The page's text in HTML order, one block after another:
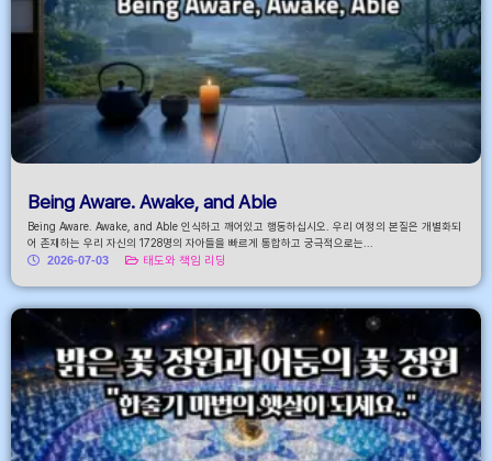
Being Aware. Awake, and Able
Being Aware. Awake, and Able 인식하고 깨어있고 행동하십시오. 우리 여정의 본질은 개별화되
어 존재하는 우리 자신의 1728명의 자아들을 빠르게 통합하고 궁극적으로는...
2026-07-03
태도와 책임 리딩